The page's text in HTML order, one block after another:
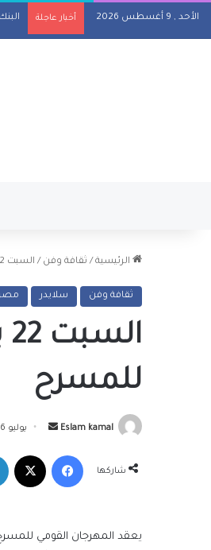
الأحد , 9 أغسطس 2026 أخبار عاجلة البنك
الرئيسية / ثقافة وفن / السبت 22 يوليو .. مؤتمر إطلاق الدورة ١٦ للقومي للمسرح
ثقافة وفن سلايدر
للمسرح
Eslam kamal
أرسل
إلكترونيا
يوليو 16, 2023
شاركها
فيسبوك